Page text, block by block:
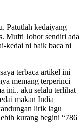
Patutlah kedaiyang
Mufti Johor sendiri ada
kedai ni baik baca ni
terbaca artikel ini
memang terperinci
ini.. aku selalu terlihat
makan India
lirik lagu
kurang begini “786